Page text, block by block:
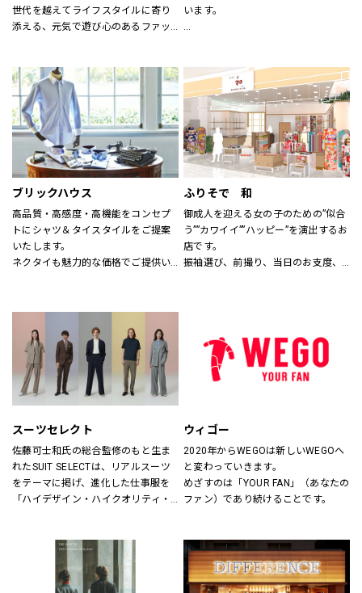
世代を越えてライフスタイルに寄り
添える、元気で遊び心のあるファッ
れている「アーノルド パーマー」で
す。
※イーアスつくば店ではキッズの取
扱いはございません。
います。
あなたの大切な人と、もっと笑顔に
なれる服を。
心地よさや好感を大切にした
“Good Feeling Wear”で
そんなつながりを、笑顔を、つくり
続けます。
ともに生きよう
ブリックハウス
高品質・高感度・高機能をコンセプ
トにシャツ＆タイスタイルをご提案
いたします。
ネクタイも魅力的な価格でご提供い
いたします。
スタッフにお気軽にお声かけくださ
い。
ふりそで 和
御成人を迎える女の子のための”似合
う””カワイイ””ハッピー”を演出するお
店です。
振袖選び、前撮り、当日のお支度、
あなただけのオンリーワンをお手伝
いします。
スーツセレクト
佐藤可士和氏の総合監修のもと生ま
れたSUIT SELECTは、リアルスーツ
をテーマに掲げ、進化した仕事服を
「ハイデザイン・ハイクオリティ・
しいビジネスユースな仕事服として
提案しています。
“選ぶ・着る・楽しむ”をテーマに
ウィゴー
2020年からWEGOは新しいWEGOへ
と変わっていきます。
めざすのは「YOUR FAN」（あなたの
ファン）であり続けることです。